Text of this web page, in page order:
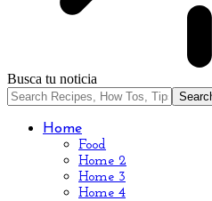
Busca tu noticia
Home
Food
Home 2
Home 3
Home 4